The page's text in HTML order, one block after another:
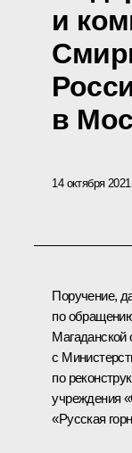
и
в
14 октября
Поручение,
по
Магаданской
с
по
учреждения
«Русская